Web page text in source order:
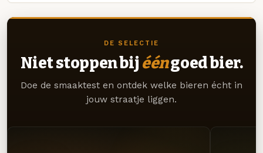
DE SELECTIE
Niet stoppen bij ééngoed bier.
Doe de smaaktest en ontdek welke bieren écht in
jouw straatje liggen.